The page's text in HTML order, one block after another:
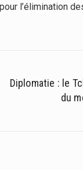
l’élimination
Diplomatie : le
du